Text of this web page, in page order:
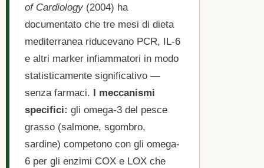
of Cardiology (2004) ha
documentato che tre mesi di dieta
mediterranea riducevano PCR, IL-6
e altri marker infiammatori in modo
statisticamente significativo —
senza farmaci.
I meccanismi
specifici: gli omega-3 del pesce
grasso (salmone, sgombro,
sardine) competono con gli omega-
6 per gli enzimi COX e LOX che